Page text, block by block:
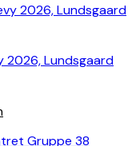
2026, Lundsgaard